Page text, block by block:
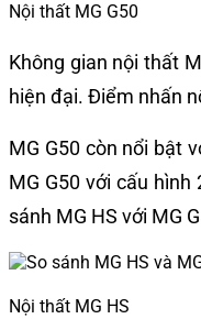
Nội thất MG G50
Không gian nội thất
hiện đại. Điểm nhấn
MG G50 còn nổi bật
MG G50 với cấu
sánh MG HS với MG
Nội thất MG HS